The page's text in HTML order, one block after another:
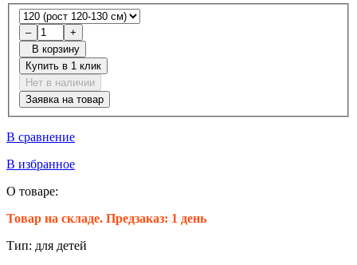
–
+
В корзину
Купить в 1 клик
Нет в наличии
Заявка на товар
В сравнение
В избранное
О товаре:
Товар на складе. Предзаказ: 1 день
Тип: для детей